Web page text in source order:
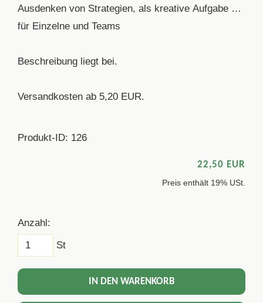
Ausdenken von Strategien, als kreative Aufgabe …
für Einzelne und Teams
Beschreibung liegt bei.
Versandkosten ab 5,20 EUR.
Produkt-ID: 126
22,50 EUR
Preis enthält 19% USt.
Anzahl:
St
IN DEN WARENKORB